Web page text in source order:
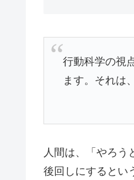
行動科学の視
ます。それは
人間は、「やろう
後回しにするとい